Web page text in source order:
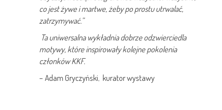
co jest żywe i martwe, żeby po prostu utrwalać,
zatrzymywać.”
Ta uniwersalna wykładnia dobrze odzwierciedla
motywy, które inspirowały kolejne pokolenia
członków KKF.
– Adam Gryczyński, kurator wystawy